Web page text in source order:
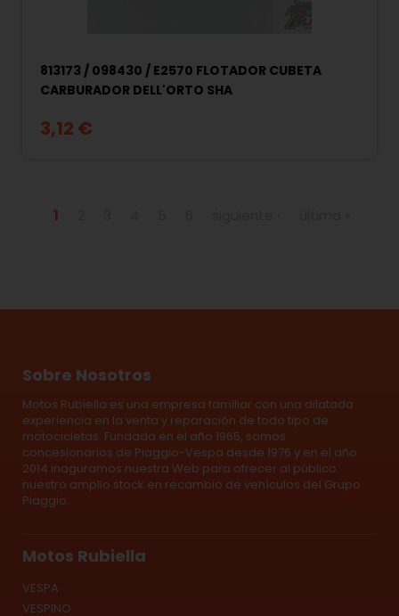
813173 / 098430 / E2570 FLOTADOR CUBETA
CARBURADOR DELL'ORTO SHA
3,12 €
1
Sobre Nosotros
Motos Rubiella es una empresa familiar con una dilatada
experiencia en la venta y reparación de todo tipo de
motocicletas. Fundada en el año 1965, somos
concesionarios de Piaggio-Vespa desde 1976 y en el año
2014 inaguramos nuestra Web para ofrecer al público
nuestro amplio stock en recambio de vehículos del Grupo
Piaggio.
Motos Rubiella
VESPA
VESPINO